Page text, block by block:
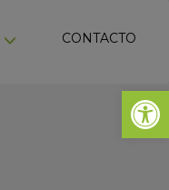
Abrir
CONTACTO